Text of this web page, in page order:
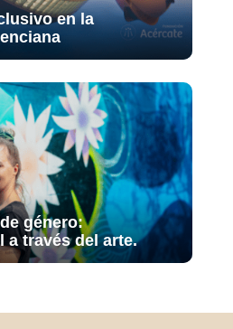
en la
género:
a través del arte.